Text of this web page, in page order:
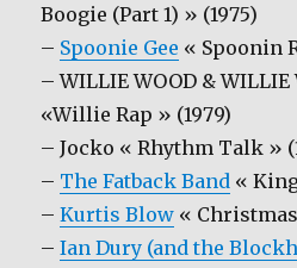
Boogie (Part 1) » (1975)
– Spoonie Gee « Spoonin
– WILLIE WOOD & WILLIE
«Willie Rap » (1979)
– Jocko « Rhythm Talk »
– The Fatback Band «
–Kurtis Blow «
–Ian Dury (and the